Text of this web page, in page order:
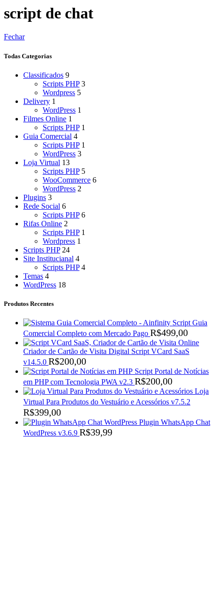
script de chat
Fechar
Todas Categorias
Classificados 9
Scripts PHP 3
Wordpress 5
Delivery 1
WordPress 1
Filmes Online 1
Scripts PHP 1
Guia Comercial 4
Scripts PHP 1
WordPress 3
Loja Virtual 13
Scripts PHP 5
WooCommerce 6
WordPress 2
Plugins 3
Rede Social 6
Scripts PHP 6
Rifas Online 2
Scripts PHP 1
Wordpress 1
Scripts PHP 24
Site Institucianal 4
Scripts PHP 4
Temas 4
WordPress 18
Produtos Recentes
Script Guia
Comercial Completo com Mercado Pago R$499,00
Criador de Cartão de Visita Digital Script VCard SaaS
v14.5.0 R$200,00
Script Portal de Notícias
em PHP com Tecnologia PWA v2.3 R$200,00
Loja
Virtual Para Produtos do Vestuário e Acessórios v7.5.2
R$399,00
Plugin WhatsApp Chat
WordPress v3.6.9 R$39,99